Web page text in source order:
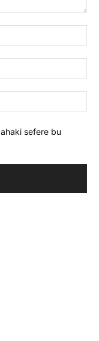
sefere bu